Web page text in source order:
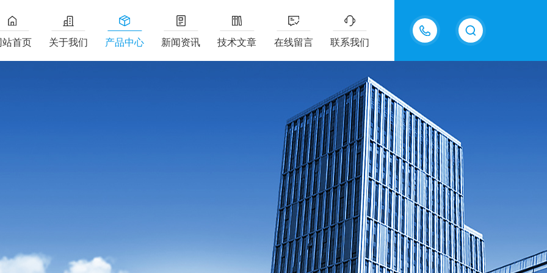
13335155207
站首页 关于我们 产品中心 新闻资讯 技术文章 在线留言 联系我们